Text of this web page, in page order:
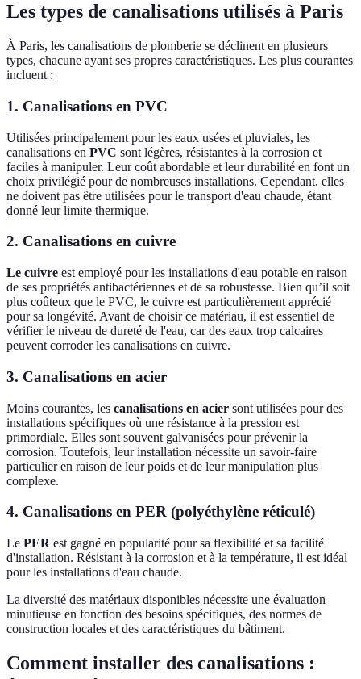
Les types de canalisations utilisés à Paris
À Paris, les canalisations de plomberie se déclinent en plusieurs
types, chacune ayant ses propres caractéristiques. Les plus courantes
incluent :
1. Canalisations en PVC
Utilisées principalement pour les eaux usées et pluviales, les
canalisations en PVC sont légères, résistantes à la corrosion et
faciles à manipuler. Leur coût abordable et leur durabilité en font un
choix privilégié pour de nombreuses installations. Cependant, elles
ne doivent pas être utilisées pour le transport d'eau chaude, étant
donné leur limite thermique.
2. Canalisations en cuivre
Le cuivre est employé pour les installations d'eau potable en raison
de ses propriétés antibactériennes et de sa robustesse. Bien qu’il soit
plus coûteux que le PVC, le cuivre est particulièrement apprécié
pour sa longévité. Avant de choisir ce matériau, il est essentiel de
vérifier le niveau de dureté de l'eau, car des eaux trop calcaires
peuvent corroder les canalisations en cuivre.
3. Canalisations en acier
Moins courantes, les canalisations en acier sont utilisées pour des
installations spécifiques où une résistance à la pression est
primordiale. Elles sont souvent galvanisées pour prévenir la
corrosion. Toutefois, leur installation nécessite un savoir-faire
particulier en raison de leur poids et de leur manipulation plus
complexe.
4. Canalisations en PER (polyéthylène réticulé)
Le PER est gagné en popularité pour sa flexibilité et sa facilité
d'installation. Résistant à la corrosion et à la température, il est idéal
pour les installations d'eau chaude.
La diversité des matériaux disponibles nécessite une évaluation
minutieuse en fonction des besoins spécifiques, des normes de
construction locales et des caractéristiques du bâtiment.
Comment installer des canalisations :